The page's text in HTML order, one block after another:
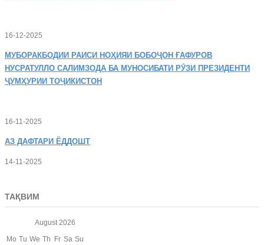
16-12-2025
МУБОРАКБОДИИ РАИСИ НОҲИЯИ БОБОҶОН ҒАФУРОВ
НУСРАТУЛЛО САЛИМЗОДА БА МУНОСИБАТИ РӮЗИ ПРЕЗИДЕНТИ
ҶУМҲУРИИ ТОҶИКИСТОН
16-11-2025
АЗ ДАФТАРИ ЁДДОШТ
14-11-2025
ТАҚВИМ
August 2026
Mo Tu We Th Fr Sa Su